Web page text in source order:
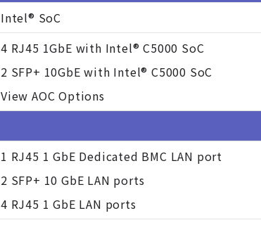
Intel® SoC
4 RJ45 1GbE with Intel® C5000 SoC
2 SFP+ 10GbE with Intel® C5000 SoC
View AOC Options
1 RJ45 1 GbE Dedicated BMC LAN port
2 SFP+ 10 GbE LAN ports
4 RJ45 1 GbE LAN ports